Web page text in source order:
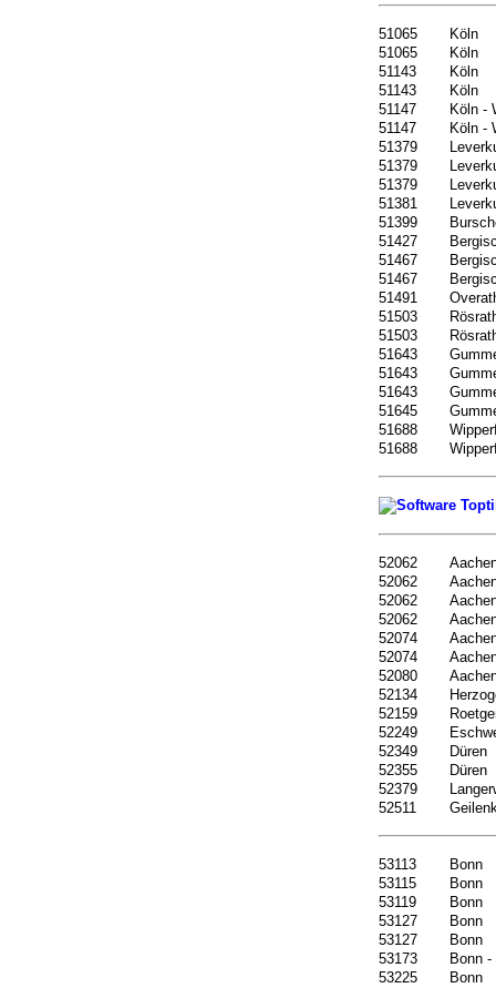
51065
Köln
51065
Köln
51143
Köln
51143
Köln
51147
Köln -
51147
Köln -
51379
51379
51379
51381
51399
51427
51467
51467
51491
51503
51503
51643
51643
51643
51645
51688
51688
52062
52062
52062
52062
52074
52074
52080
52134
52159
52249
52349
Düren
52355
Düren
52379
52511
53113
Bonn
53115
Bonn
53119
Bonn
53127
Bonn
53127
Bonn
53173
Bonn
53225
Bonn